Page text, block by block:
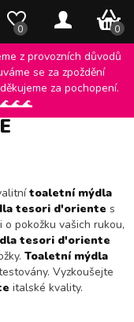
0 0
0
z provozních důvodů
se za zpoždění
za pochopení.
toaletní mýdla
tesori d'oriente s
pokožku vašich rukou,
tesori d'oriente
Toaletní mýdla
Vyzkoušejte
italské kvality.